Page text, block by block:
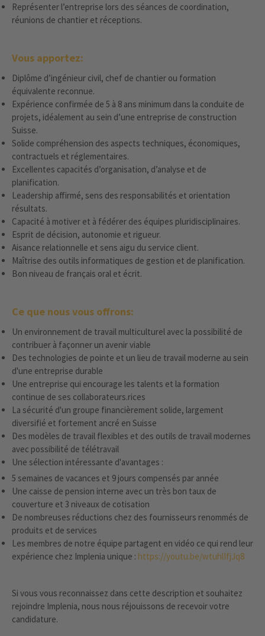
Représenter l’entreprise lors des séances de coordination,
réunions de chantier et réceptions.
Vous apportez:
Diplôme d’ingénieur civil, chef de chantier ou formation
équivalente reconnue.
Expérience confirmée de 5 à 8 ans minimum dans la conduite de
projets, idéalement au sein d’une entreprise de construction
Suisse.
Solide compréhension des aspects techniques, économiques,
contractuels et réglementaires.
Excellentes capacités d’organisation, d’analyse et de
planification.
Leadership affirmé, sens des responsabilités et orientation
résultats.
Capacité à motiver et à fédérer des équipes pluridisciplinaires.
Esprit de décision, autonomie et rigueur.
Aisance relationnelle et sens aigu du service client.
Maîtrise des outils informatiques de gestion et de planification.
Bon niveau de français oral et écrit.
Ce que nous vous offrons:
Un environnement de travail multiculturel avec la possibilité de
contribuer à façonner un avenir viable
Des technologies de pointe et un lieu de travail moderne au sein
d'une entreprise durable
Une entreprise qui encourage les talents et la formation
continue de ses collaborateurs.rices
La sécurité d'un groupe financièrement solide, largement
diversifié et fortement ancré en Suisse
Des modèles de travail flexibles et des outils de travail modernes
avec possibilité de télétravail
Une sélection intéressante d'avantages :
5 semaines de vacances et 9 jours compensés par année
Une caisse de pension interne avec un très bon taux de
couverture et 3 niveaux de cotisation
De nombreuses réductions chez des fournisseurs renommés de
produits et de services
Les membres de notre équipe partagent en vidéo ce qui rend leur
expérience chez Implenia unique : https://youtu.be/wtuhlIfjJq8
Si vous vous reconnaissez dans cette description et souhaitez
rejoindre Implenia, nous nous réjouissons de recevoir votre
candidature.